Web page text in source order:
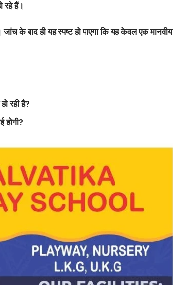
रहे हैं।
जांच के बाद ही यह स्पष्ट हो पाएगा कि यह केवल एक मानवीय
रही है?
होगी?